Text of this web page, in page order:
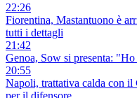
22:26
Fiorentina, Mastantuono è
tutti i dettagli
21:42
Genoa, Sow si presenta:
20:55
Napoli, trattativa calda con il
per il difensore